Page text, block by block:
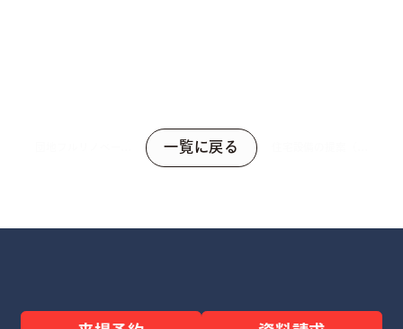
一覧に戻る